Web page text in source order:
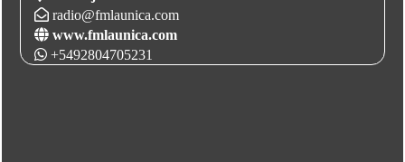
radio@fmlaunica.com
www.fmlaunica.com
+5492804705231